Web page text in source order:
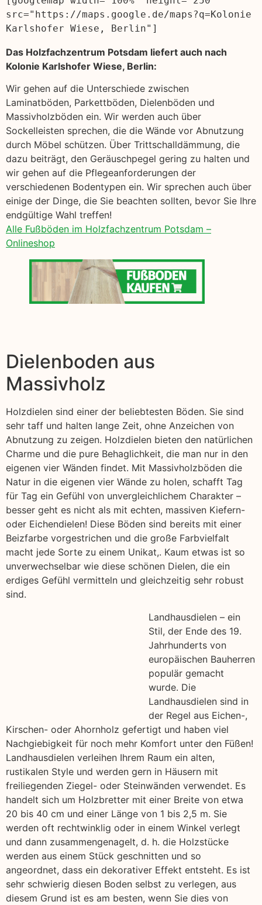
src="https://maps.google.de/maps?q=Kolonie
Karlshofer Wiese, Berlin"]
Das Holzfachzentrum Potsdam liefert auch nach
Kolonie Karlshofer Wiese, Berlin:
Wir gehen auf die Unterschiede zwischen
Laminatböden, Parkettböden, Dielenböden und
Massivholzböden ein. Wir werden auch über
Sockelleisten sprechen, die die Wände vor Abnutzung
durch Möbel schützen. Über Trittschalldämmung, die
dazu beiträgt, den Geräuschpegel gering zu halten und
wir gehen auf die Pflegeanforderungen der
verschiedenen Bodentypen ein. Wir sprechen auch über
einige der Dinge, die Sie beachten sollten, bevor Sie Ihre
endgültige Wahl treffen!
Alle Fußböden im Holzfachzentrum Potsdam –
Onlineshop
Dielenboden aus
Massivholz
Holzdielen sind einer der beliebtesten Böden. Sie sind
sehr taff und halten lange Zeit, ohne Anzeichen von
Abnutzung zu zeigen. Holzdielen bieten den natürlichen
Charme und die pure Behaglichkeit, die man nur in den
eigenen vier Wänden findet. Mit Massivholzböden die
Natur in die eigenen vier Wände zu holen, schafft Tag
für Tag ein Gefühl von unvergleichlichem Charakter –
besser geht es nicht als mit echten, massiven Kiefern-
oder Eichendielen! Diese Böden sind bereits mit einer
Beizfarbe vorgestrichen und die große Farbvielfalt
macht jede Sorte zu einem Unikat,. Kaum etwas ist so
unverwechselbar wie diese schönen Dielen, die ein
erdiges Gefühl vermitteln und gleichzeitig sehr robust
sind.
Landhausdielen – ein
Stil, der Ende des 19.
Jahrhunderts von
europäischen Bauherren
populär gemacht
wurde. Die
Landhausdielen sind in
der Regel aus Eichen-,
Kirschen- oder Ahornholz gefertigt und haben viel
Nachgiebigkeit für noch mehr Komfort unter den Füßen!
Landhausdielen verleihen Ihrem Raum ein alten,
rustikalen Style und werden gern in Häusern mit
freiliegenden Ziegel- oder Steinwänden verwendet. Es
handelt sich um Holzbretter mit einer Breite von etwa
20 bis 40 cm und einer Länge von 1 bis 2,5 m. Sie
werden oft rechtwinklig oder in einem Winkel verlegt
und dann zusammengenagelt, d. h. die Holzstücke
werden aus einem Stück geschnitten und so
angeordnet, dass ein dekorativer Effekt entsteht. Es ist
sehr schwierig diesen Boden selbst zu verlegen, aus
diesem Grund ist es am besten, wenn Sie dies von